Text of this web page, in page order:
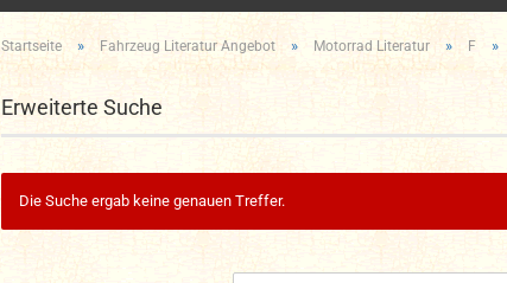
Startseite » Fahrzeug Literatur Angebot » Motorrad Literatur » F »
Erweiterte Suche
Die Suche ergab keine genauen Treffer.